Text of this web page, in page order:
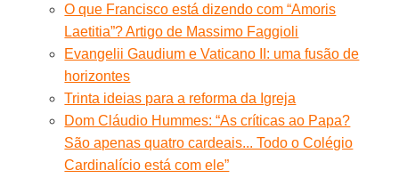
O que Francisco está dizendo com “Amoris
Laetitia”? Artigo de Massimo Faggioli
Evangelii Gaudium e Vaticano II: uma fusão de
horizontes
Trinta ideias para a reforma da Igreja
Dom Cláudio Hummes: “As críticas ao Papa?
São apenas quatro cardeais... Todo o Colégio
Cardinalício está com ele”